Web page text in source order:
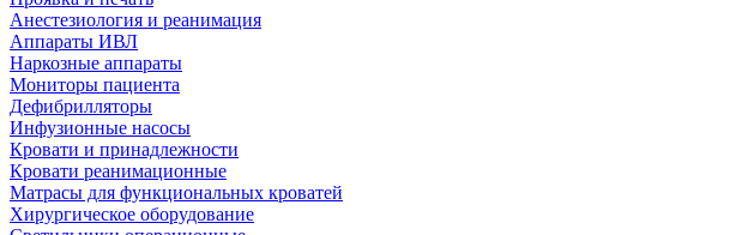
Анестезиология и реанимация
Аппараты ИВЛ
Наркозные аппараты
Мониторы пациента
Дефибрилляторы
Инфузионные насосы
Кровати и принадлежности
Кровати реанимационные
Матрасы для функциональных кроватей
Хирургическое оборудование